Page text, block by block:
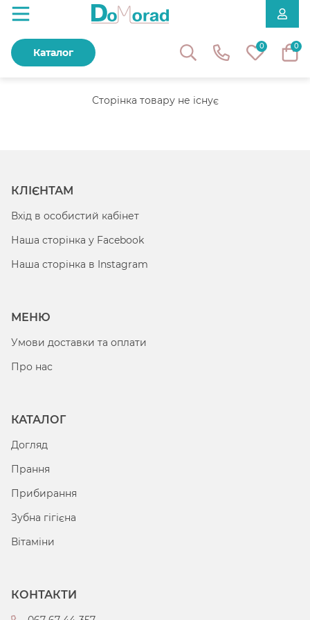
0 0
Каталог
Сторінка товару не існує
КЛІЄНТАМ
Вхід в особистий кабінет
Наша сторінка у Facebook
Наша сторінка в Instagram
МЕНЮ
Умови доставки та оплати
Про нас
КАТАЛОГ
Догляд
Прання
Прибирання
Зубна гігієна
Вітаміни
КОНТАКТИ